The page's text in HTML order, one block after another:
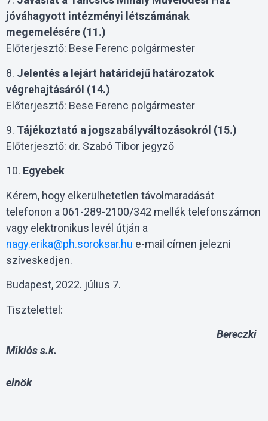
jóváhagyott intézményi létszámának
megemelésére (11.)
Előterjesztő: Bese Ferenc polgármester
8. Jelentés a lejárt határidejű határozatok
végrehajtásáról (14.)
Előterjesztő: Bese Ferenc polgármester
9. Tájékoztató a jogszabályváltozásokról (15.)
Előterjesztő: dr. Szabó Tibor jegyző
10. Egyebek
Kérem, hogy elkerülhetetlen távolmaradását
telefonon a 061-289-2100/342 mellék telefonszámon
vagy elektronikus levél útján a
nagy.erika@ph.soroksar.hu e-mail címen jelezni
szíveskedjen.
Budapest, 2022. július 7.
Tisztelettel:
Bereczki
Miklós s.k.
elnök